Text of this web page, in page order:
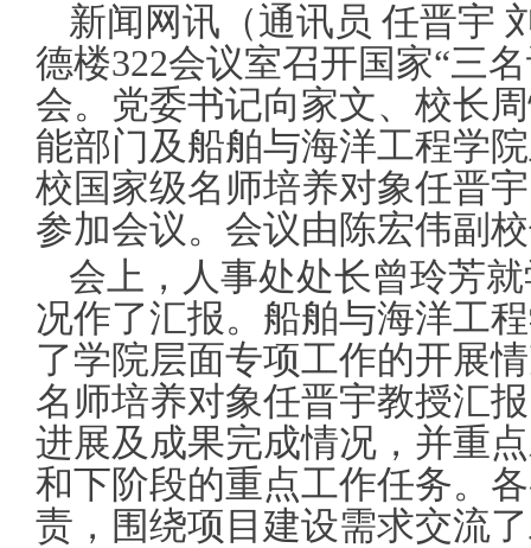
新闻网讯（通讯员 任晋宇
德楼322会议室召开国家“三
会。党委书记向家文、校长
能部门及船舶与海洋工程学
校国家级名师培养对象任晋
参加会议。会议由陈宏伟副
会上，人事处处长曾玲芳
况作了汇报。船舶与海洋工
了学院层面专项工作的开展
名师培养对象任晋宇教授汇
进展及成果完成情况，并重
和下阶段的重点工作任务。
责，围绕项目建设需求交流